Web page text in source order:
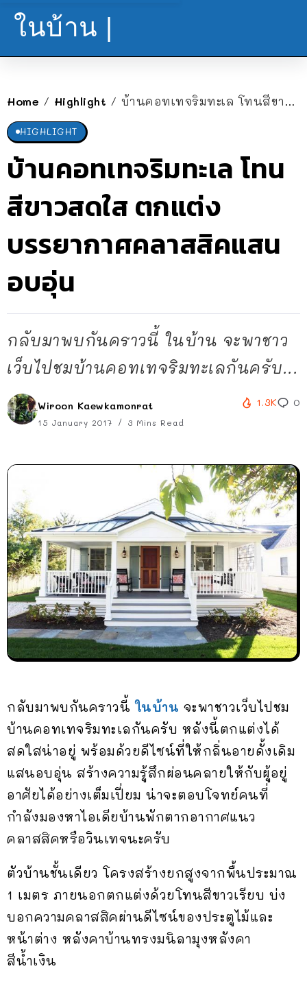
ในบ้าน |
Home / Highlight / บ้านคอทเทจริมทะเล โทนสีขาวสดใส ตกแต่งบรรยากาศคลาสสิคแสนอบอุ่น
HIGHLIGHT
บ้านคอทเทจริมทะเล โทน
สีขาวสดใส ตกแต่ง
บรรยากาศคลาสสิคแสน
อบอุ่น
กลับมาพบกันคราวนี้ ในบ้าน จะพาชาว
เว็บไปชมบ้านคอทเทจริมทะเลกันครับ...
Wiroon Kaewkamonrat
15 January 2017 3 Mins Read
1.3K 0
กลับมาพบกันคราวนี้ในบ้าน จะพาชาวเว็บไปชม
บ้านคอทเทจริมทะเลกันครับ หลังนี้ตกแต่งได้
สดใสน่าอยู่ พร้อมด้วยดีไซน์ที่ให้กลิ่นอายดั้งเดิม
แสนอบอุ่น สร้างความรู้สึกผ่อนคลายให้กับผู้อยู่
อาศัยได้อย่างเต็มเปี่ยม น่าจะตอบโจทย์คนที่
กำลังมองหาไอเดียบ้านพักตากอากาศแนว
คลาสสิคหรือวินเทจนะครับ
ตัวบ้านชั้นเดียว โครงสร้างยกสูงจากพื้นประมาณ
1 เมตร ภายนอกตกแต่งด้วยโทนสีขาวเรียบ บ่ง
บอกความคลาสสิคผ่านดีไซน์ของประตูไม้และ
หน้าต่าง หลังคาบ้านทรงมนิลามุงหลังคา
สีน้ำเงิน